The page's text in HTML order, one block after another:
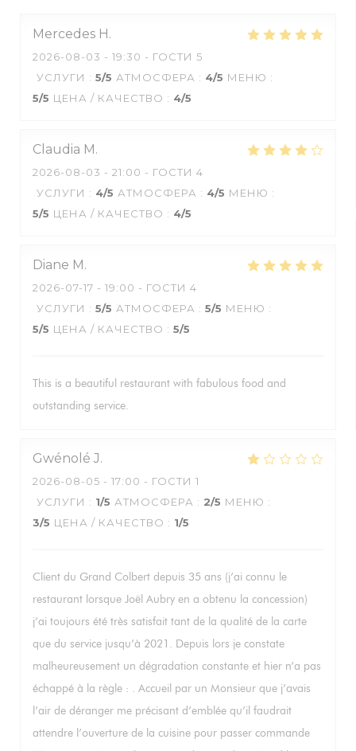
Mercedes H
2026-08-03 - 19:30 - ГОСТИ 5
УСЛУГИ : 5/5 АТМОСФЕРА : 4/5 МЕНЮ :
5/5 ЦЕНА / КАЧЕСТВО : 4/5
Claudia M
2026-08-03 - 21:00 - ГОСТИ 4
УСЛУГИ : 4/5 АТМОСФЕРА : 4/5 МЕНЮ :
5/5 ЦЕНА / КАЧЕСТВО : 4/5
Diane M
2026-07-17 - 19:00 - ГОСТИ 4
УСЛУГИ : 5/5 АТМОСФЕРА : 5/5 МЕНЮ :
5/5 ЦЕНА / КАЧЕСТВО : 5/5
This is a beautiful restaurant with fabulous food and
outstanding service.
Gwénolé J
2026-08-05 - 17:00 - ГОСТИ 1
УСЛУГИ : 1/5 АТМОСФЕРА : 2/5 МЕНЮ :
3/5 ЦЕНА / КАЧЕСТВО : 1/5
Client du Grand Colbert depuis 35 ans (j’ai connu le
restaurant lorsque Joël Aubry en a obtenu la concession)
j’ai toujours été très satisfait tant de la qualité de la carte
que du service jusqu’à 2021. Depuis lors je constate
malheureusement un dégradation constante et hier n’a pas
échappé à la règle : . Accueil par un Monsieur que j’avais
l’air de déranger me précisant d’emblée qu’il faudrait
attendre l’ouverture de la cuisine pour passer commande